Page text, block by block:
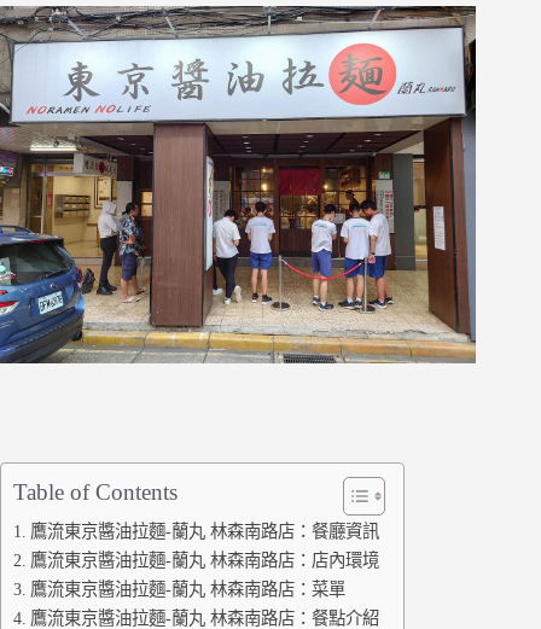
Table of Contents
鷹流東京醬油拉麵-蘭丸 林森南路店：餐廳資訊
鷹流東京醬油拉麵-蘭丸 林森南路店：店內環境
鷹流東京醬油拉麵-蘭丸 林森南路店：菜單
鷹流東京醬油拉麵-蘭丸 林森南路店：餐點介紹